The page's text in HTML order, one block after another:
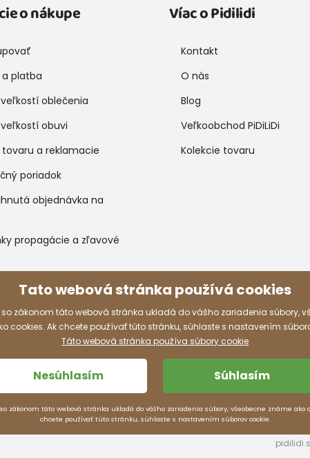
o nákupe
platba
oblečenia
obuvi
a reklamacie
poriadok
objednávka na
propagácie a zľavové
Víac o Pidilidi
Kontakt
O nás
Blog
Veľkoobchod PiDiLiDi
Kolekcie tovaru
Spôsoby platby
Tato webová stránka používá cookies
so zákonom táto webová stránka ukladá do vášho zariadenia súbory,
cookies. Ak chcete používať túto stránku, súhlaste s nastavením
Táto webová stránka používa súbory cookie
Nesúhlasím Súhlasím
zákonom táto webová stránka ukladá do vášho zariadenia súbory, všeobecne známe ako
chcete používať túto stránku, súhlaste s nastavením súborov cookie.